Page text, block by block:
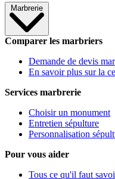
Marbrerie
Comparer les marbriers
Demande de devis
En savoir plus sur la
Services marbrerie
Choisir un monument
Entretien sépulture
Personnalisation
Pour vous aider
Tous ce qu'il faut